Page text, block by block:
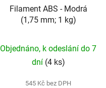
Filament ABS - Modrá
(1,75 mm; 1 kg)
Objednáno, k odeslání do 7
dní (4 ks)
545 Kč bez DPH